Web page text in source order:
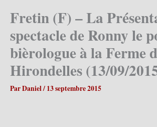
Fretin (F) – La
spectacle de Ronny le
bièrologue à la Ferme
Hirondelles (13/09/
ParDaniel/ 13 septembre 2015